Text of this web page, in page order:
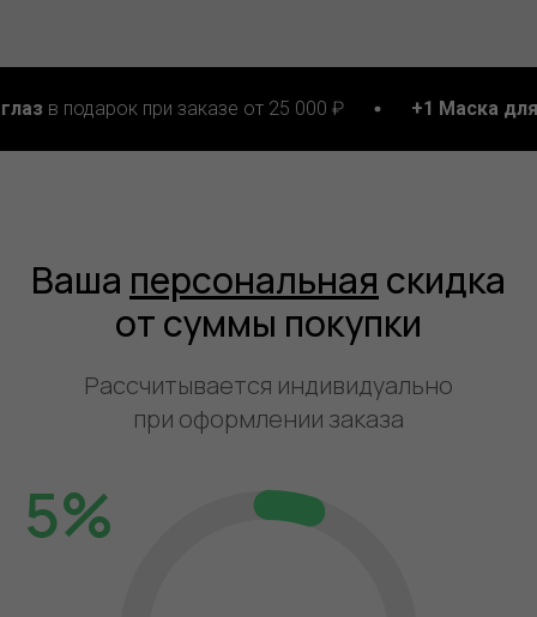
при заказе от 25 000 ₽ +1 Маска для лица в
Ваша персональная скидка
от суммы покупки
Рассчитывается индивидуально
при оформлении заказа
5%